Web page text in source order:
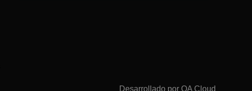
Desarrollado por OA Cloud